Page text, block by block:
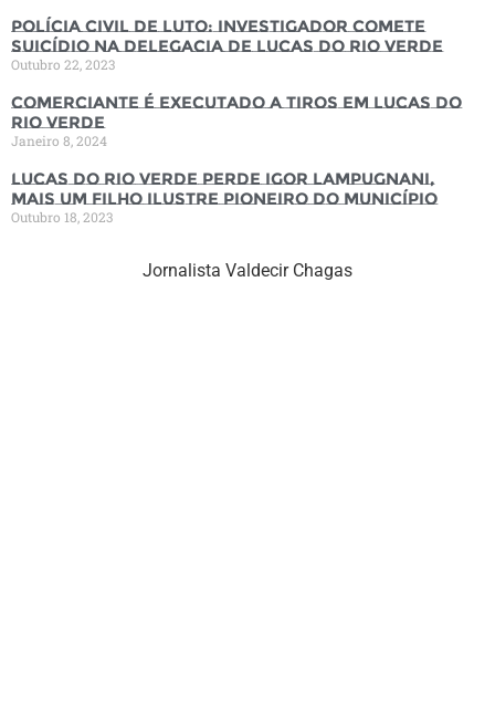
Polícia Civil de luto: Investigador comete
suicídio na Delegacia de Lucas do Rio Verde
Outubro 22, 2023
Comerciante é executado a tiros em Lucas do
Rio Verde
Janeiro 8, 2024
Lucas do Rio Verde perde Igor Lampugnani,
mais um filho ilustre pioneiro do município
Outubro 18, 2023
Jornalista Valdecir Chagas